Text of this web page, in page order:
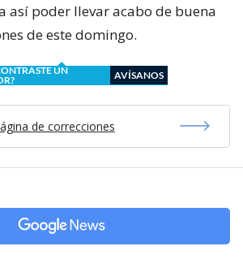
así poder llevar acabo de buena
de este domingo.
UN
AVÍSANOS
de correcciones